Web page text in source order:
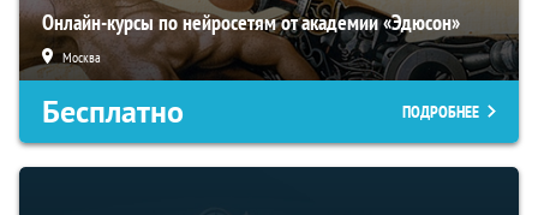
Онлайн-курсы по нейросетям от академии «Эдюсон»
Москва
Бесплатно ПОДРОБНЕЕ